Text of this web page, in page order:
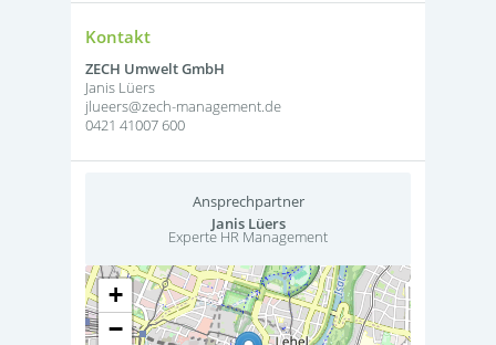
Kontakt
ZECH Umwelt GmbH
Janis Lüers
jlueers@zech-management.de
0421 41007 600
Ansprechpartner
Janis Lüers
Experte HR Management
+
−